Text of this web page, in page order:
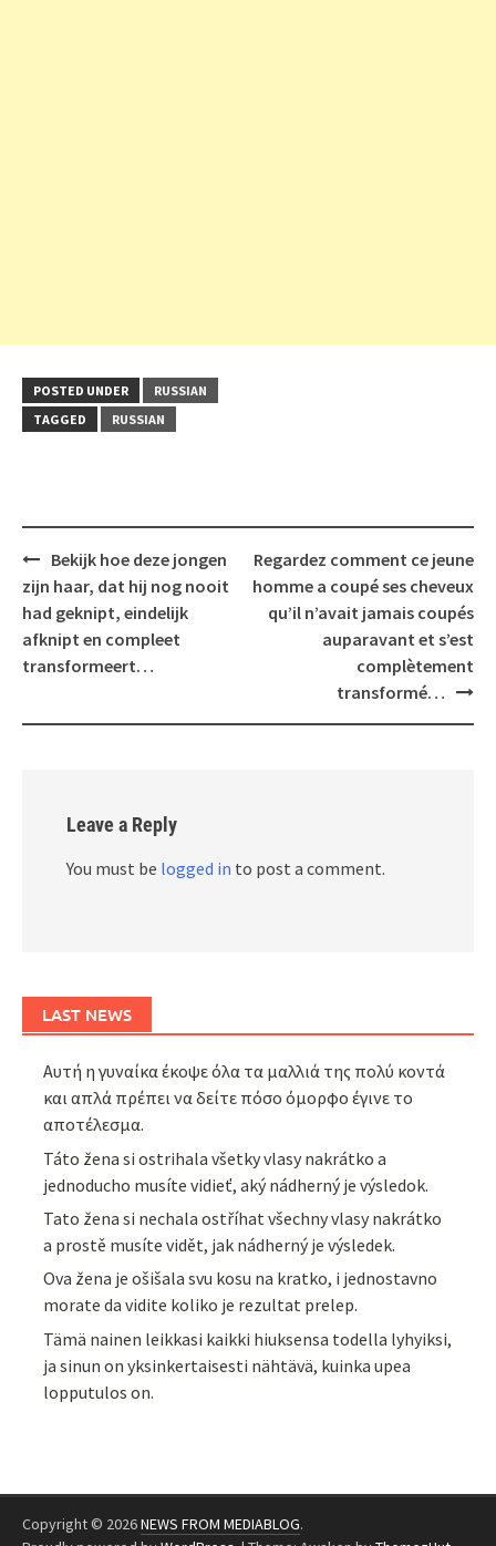
POSTED UNDER
RUSSIAN
TAGGED
RUSSIAN
Post
navigation
Bekijk hoe deze jongen
zijn haar, dat hij nog nooit
had geknipt, eindelijk
afknipt en compleet
transformeert…
Regardez comment ce jeune
homme a coupé ses cheveux
qu’il n’avait jamais coupés
auparavant et s’est
complètement
transformé…
Leave a Reply
You must be logged in to post a comment.
LAST NEWS
Αυτή η γυναίκα έκοψε όλα τα μαλλιά της πολύ κοντά
και απλά πρέπει να δείτε πόσο όμορφο έγινε το
αποτέλεσμα.
Táto žena si ostrihala všetky vlasy nakrátko a
jednoducho musíte vidieť, aký nádherný je výsledok.
Tato žena si nechala ostříhat všechny vlasy nakrátko
a prostě musíte vidět, jak nádherný je výsledek.
Ova žena je ošišala svu kosu na kratko, i jednostavno
morate da vidite koliko je rezultat prelep.
Tämä nainen leikkasi kaikki hiuksensa todella lyhyiksi,
ja sinun on yksinkertaisesti nähtävä, kuinka upea
lopputulos on.
Copyright © 2026NEWS FROM MEDIABLOG.